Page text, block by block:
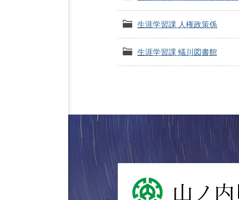
生涯学習課 人権政策係
生涯学習課 蟻川図書館
山
ノ